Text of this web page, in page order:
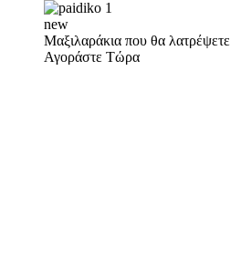
new
Μαξιλαράκια που θα λατρέψετε
Αγοράστε Τώρα